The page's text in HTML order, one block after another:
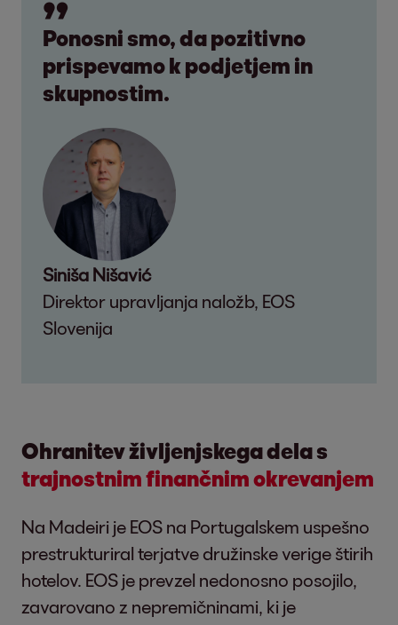
Ponosni smo, da pozitivno
prispevamo k podjetjem in
skupnostim.
Siniša Nišavić
Direktor upravljanja naložb, EOS
Slovenija
Ohranitev življenjskega dela s
trajnostnim finančnim okrevanjem
Na Madeiri je EOS na Portugalskem uspešno
prestrukturiral terjatve družinske verige štirih
hotelov. EOS je prevzel nedonosno posojilo,
zavarovano z nepremičninami, ki je